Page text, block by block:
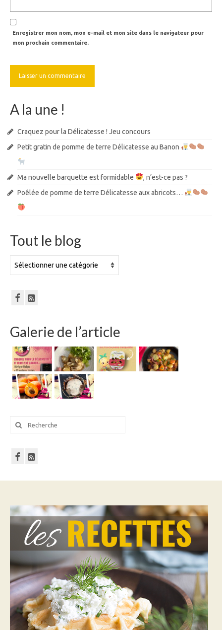
Enregistrer mon nom, mon e-mail et mon site dans le navigateur pour
mon prochain commentaire.
A la une !
Craquez pour la Délicatesse ! Jeu concours
Petit gratin de pomme de terre Délicatesse au Banon
Ma nouvelle barquette est formidable
, n’est-ce pas ?
Poêlée de pomme de terre Délicatesse aux abricots…
Tout le blog
le
Galerie de l’article
Rechercher